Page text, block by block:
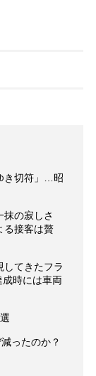
き切符」…昭
抹の寂しさ
る接客は贅
してきたフラ
時には車両
減ったのか？